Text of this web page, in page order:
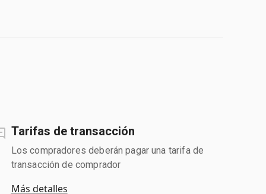
Tarifas de transacción
Los compradores deberán pagar una tarifa de
transacción de comprador
Más detalles